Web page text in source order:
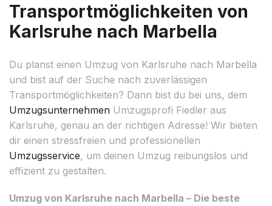
Transportmöglichkeiten von
Karlsruhe nach Marbella
Du planst einen Umzug von Karlsruhe nach Marbella
und bist auf der Suche nach zuverlässigen
Transportmöglichkeiten? Dann bist du bei uns, dem
Umzugsunternehmen Umzugsprofi Fiedler aus
Karlsruhe, genau an der richtigen Adresse! Wir bieten
dir einen stressfreien und professionellen
Umzugsservice, um deinen Umzug reibungslos und
effizient zu gestalten.
Umzug von Karlsruhe nach Marbella – Die beste